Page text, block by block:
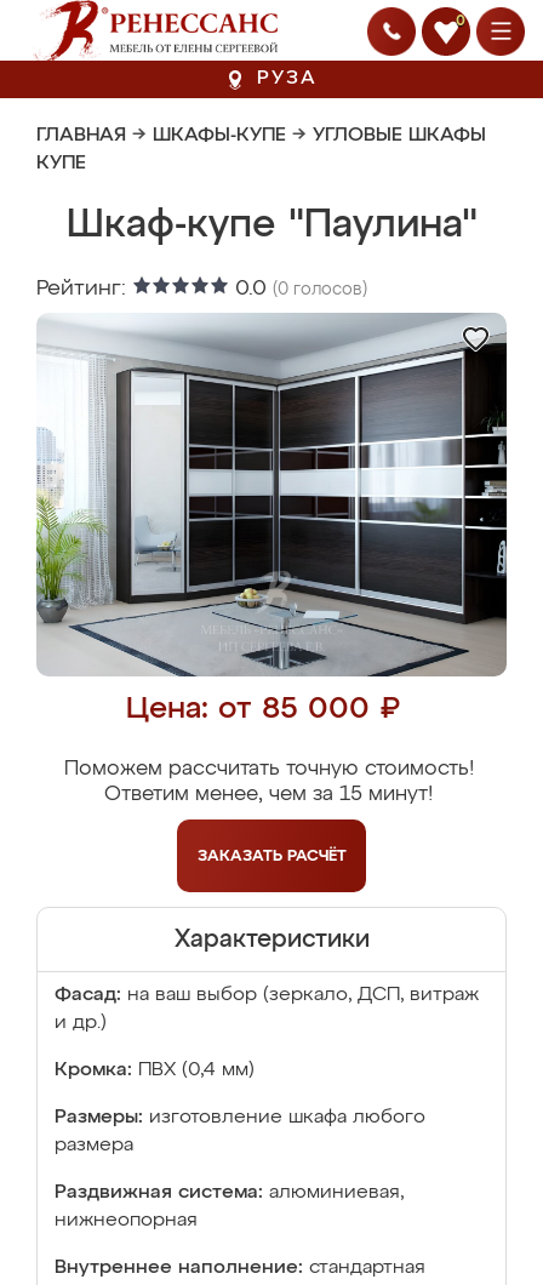
0
РУЗА
ГЛАВНАЯ → ШКАФЫ-КУПЕ → УГЛОВЫЕ ШКАФЫ
КУПЕ
Шкаф-купе "Паулина"
Рейтинг: 0.0 (0 голосов)
Цена: от 85 000 ₽
Поможем рассчитать точную стоимость!
Ответим менее, чем за 15 минут!
ЗАКАЗАТЬ РАСЧЁТ
Характеристики
Фасад: на ваш выбор (зеркало, ДСП, витраж
и др.)
Кромка: ПВХ (0,4 мм)
Размеры: изготовление шкафа любого
размера
Раздвижная система: алюминиевая,
нижнеопорная
Внутреннее наполнение: стандартная